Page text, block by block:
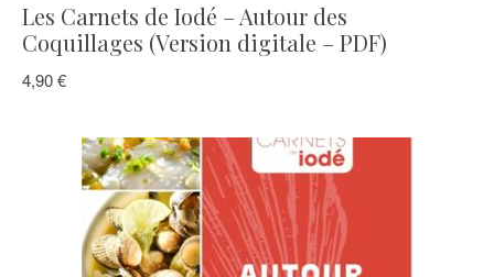
Les Carnets de Iodé – Autour des
Coquillages (Version digitale – PDF)
4,90€